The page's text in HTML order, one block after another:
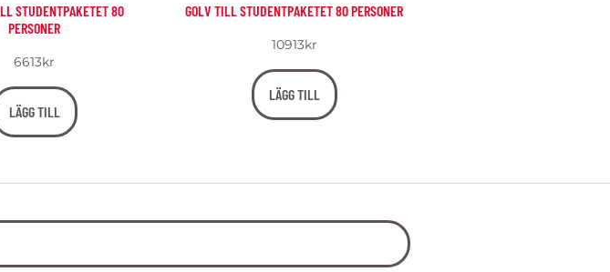
STUDENTPAKETET 80
PERSONER
6613kr
LÄGG TILL
GOLV TILL STUDENTPAKETET 80 PERSONER
10913kr
LÄGG TILL